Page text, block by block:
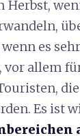
Herbst,
es
allem
Es ist